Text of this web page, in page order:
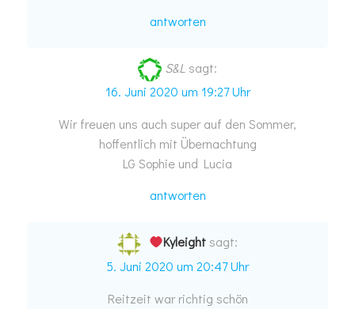
antworten
S&L sagt:
16. Juni 2020 um 19:27 Uhr
Wir freuen uns auch super auf den Sommer,
hoffentlich mit Übernachtung
LG Sophie und Lucia
antworten
Kyleight sagt:
5. Juni 2020 um 20:47 Uhr
Reitzeit war richtig schön